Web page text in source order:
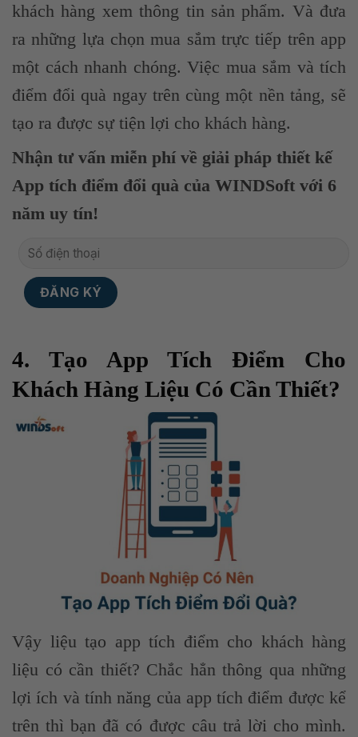
khách hàng xem thông tin sản phẩm. Và đưa
ra những lựa chọn mua sắm trực tiếp trên app
một cách nhanh chóng. Việc mua sắm và tích
điểm đổi quà ngay trên cùng một nền tảng, sẽ
tạo ra được sự tiện lợi cho khách hàng.
Nhận tư vấn miễn phí về giải pháp thiết kế
App tích điểm đổi quà của WINDSoft với 6
năm uy tín!
4. Tạo App Tích Điểm Cho
Khách Hàng Liệu Có Cần Thiết?
Vậy liệu tạo app tích điểm cho khách hàng
liệu có cần thiết? Chắc hẳn thông qua những
lợi ích và tính năng của app tích điểm được kể
trên thì bạn đã có được câu trả lời cho mình.